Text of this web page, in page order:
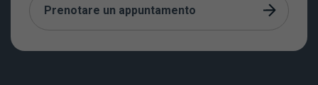
Prenotare un appuntamento